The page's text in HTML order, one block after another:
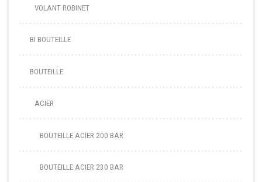
VOLANT ROBINET
BI BOUTEILLE
BOUTEILLE
ACIER
BOUTEILLE ACIER 200 BAR
BOUTEILLE ACIER 230 BAR